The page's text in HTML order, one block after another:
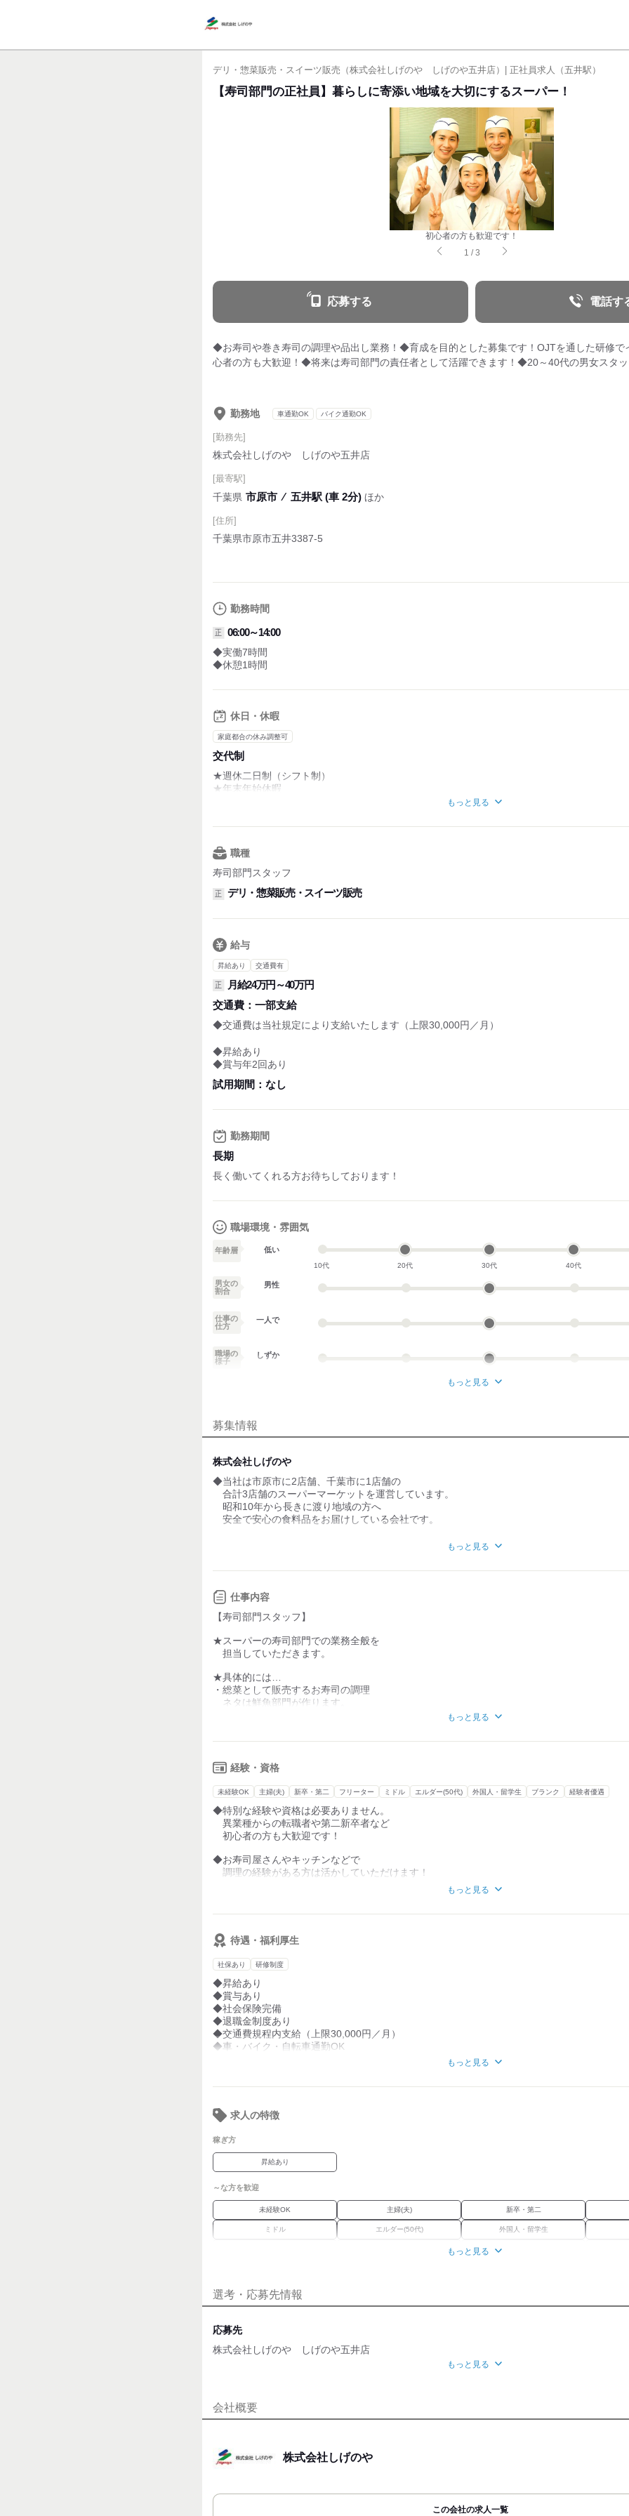
デリ・惣菜販売・スイーツ販売（株式会社しげのや しげのや五井店）| 正社員求人（五井駅）
【寿司部門の正社員】暮らしに寄添い地域を大切にするスーパー！
初心者の方も歓迎です！
1 /3
応募する 電話す
◆お寿司や巻き寿司の調理や品出し業務！◆育成を目的とした募集です！OJTを通した研修で
心者の方も大歓迎！◆将来は寿司部門の責任者として活躍できます！◆20～40代の男女スタ
勤務地 車通勤OK バイク通勤OK
[勤務先]
株式会社しげのや しげのや五井店
[最寄駅]
千葉県 市原市 ⁄ 五井駅 (車 2分) ほか
[住所]
千葉県市原市五井3387-5
勤務時間
正 06:00～14:00
◆実働7時間
◆休憩1時間
休日・休暇
家庭都合の休み調整可
交代制
★週休二日制（シフト制）
★年末年始休暇
★有給休暇
★慶弔休暇
もっと見る
職種
寿司部門スタッフ
正 デリ・惣菜販売・スイーツ販売
給与
昇給あり 交通費有
正
月給24万円～40万円
交通費： 一部支給
◆交通費は当社規定により支給いたします（上限30,000円／月）
◆昇給あり
◆賞与年2回あり
試用期間： なし
勤務期間
長期
長く働いてくれる方お待ちしております！
職場環境・雰囲気
年齢層 低い
10代 20代 30代 40代
男女の
割合
男性
仕事の
仕方
一人で
職場の
様子
しずか
個性が生かせる
デスクワーク
お客様との対話が
少ない
力仕事が少ない
もっと見る
募集情報
株式会社しげのや
◆当社は市原市に2店舗、千葉市に1店舗の
合計3店舗のスーパーマーケットを運営しています。
昭和10年から長きに渡り地域の方へ
安全で安心の食料品をお届けしている会社です。
さらなる飛躍に向けて
◆研修制度が充実しており育成には自信があります。
長年に渡り積み上げてきた確かな技術や
つけることが出来ます。
季節に関係なく快適に過ごせる職場環境です。
もっと見る
仕事内容
【寿司部門スタッフ】
★スーパーの寿司部門での業務全般を
担当していただきます。
★具体的には…
・総菜として販売するお寿司の調理
ネタは鮮魚部門が作ります。
・完成したお寿司をパック詰め、金額シール貼り、品出し
・アルバイト、パートスタッフの
OJT研修を通して優しく丁寧に教えるので
初心者の方も安心して始められます。
もっと見る
経験・資格
未経験OK 主婦(夫) 新卒・第二 フリーター ミドル エルダー(50代) 外国人・留学生 ブランク 経験者優遇
◆特別な経験や資格は必要ありません。
異業種からの転職者や第二新卒者など
初心者の方も大歓迎です！
◆お寿司屋さんやキッチンなどで
調理の経験がある方は活かしていただけます！
◆鮮魚に自信のある、しげのやのお寿司は絶品！
美味しいお寿司を作って、あなたの手で
お客様を笑顔にしちゃいましょう！
もっと見る
待遇・福利厚生
社保あり 研修制度
◆昇給あり
◆賞与あり
◆社会保険完備
◆退職金制度あり
◆交通費規程内支給（上限30,000円／月）
◆車・バイク・自転車通勤OK
◆住宅手当
◆店内禁煙（屋外に喫煙所あり）
もっと見る
求人の特徴
稼ぎ方
昇給あり
～な方を歓迎
未経験OK 主婦(夫) 新卒・第二
ミドル エルダー(50代) 外国人・留学生
職場環境
もっと見る
選考・応募先情報
応募先
株式会社しげのや しげのや五井店
[最寄駅]
千葉県 市原市⁄五井駅 (車 2分)ほか
千葉県市原市五井3387-5
もっと見る
会社概要
株式会社しげのや
この会社の求人一覧